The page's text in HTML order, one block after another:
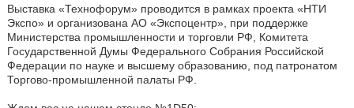
Выставка «Технофорум» проводится в рамках проекта «НТИ
Экспо» и организована АО «Экспоцентр», при поддержке
Министерства промышленности и торговли РФ, Комитета
Государственной Думы Федерального Собрания Российской
Федерации по науке и высшему образованию, под патронатом
Торгово-промышленной палаты РФ.